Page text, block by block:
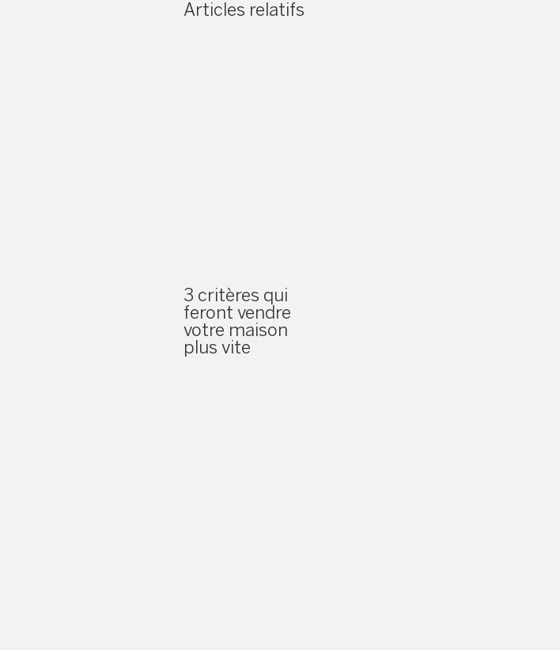
Articles relatifs
3 critères qui
feront vendre
votre maison
plus vite